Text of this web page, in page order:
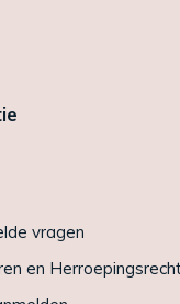
vragen
en